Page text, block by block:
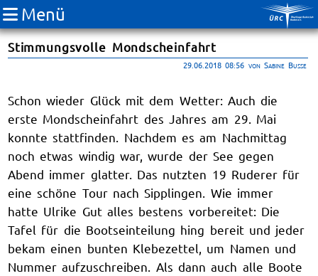
Menü
Stimmungsvolle Mondscheinfahrt
29.06.2018 08:56 von Sabine Busse
Schon wieder Glück mit dem Wetter: Auch die
erste Mondscheinfahrt des Jahres am 29. Mai
konnte stattfinden. Nachdem es am Nachmittag
noch etwas windig war, wurde der See gegen
Abend immer glatter. Das nutzten 19 Ruderer für
eine schöne Tour nach Sipplingen. Wie immer
hatte Ulrike Gut alles bestens vorbereitet: Die
Tafel für die Bootseinteilung hing bereit und jeder
bekam einen bunten Klebezettel, um Namen und
Nummer aufzuschreiben. Als dann auch alle Boote